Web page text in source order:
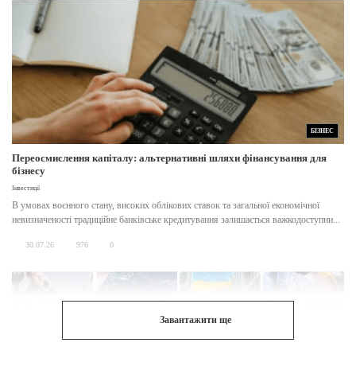
БІЗНЕС
Переосмислення капіталу: альтернативні шляхи фінансування для
бізнесу
Інвестиції
В умовах воєнного стану, високих облікових ставок та загальної економічної
невизначеності традиційне банківське кредитування залишається важкодоступни...
30.07.26 976 0
Завантажити ще